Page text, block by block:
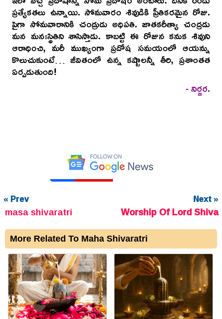
ప్రత్యేకతలు ఉన్నాయి. సోమవారం శివుడికి ప్రీతికరమైన రోజు.
పైగా సోమవారానికి చంద్రుడు అధిపతి. జాతకరీత్యా చంద్రడు
మన మనఃస్థితిని శాసిస్తాడు. కాబట్టి ఈ రోజున కనుక శివుని
ఆరాధించి, మరీ ముఖ్యంగా ప్రదోష సమయంలో ఆయన్ను
కొలుచుకుంటే… జీవితంలో ఉన్న కష్టాలన్నీ తీరి, ప్రశాంతత
ఏర్పడుతుంది!
- నిర్జర.
« Prev
masa shivaratri
Next »
Worship Of Lord Shiva
More Related To Maha Shivaratri